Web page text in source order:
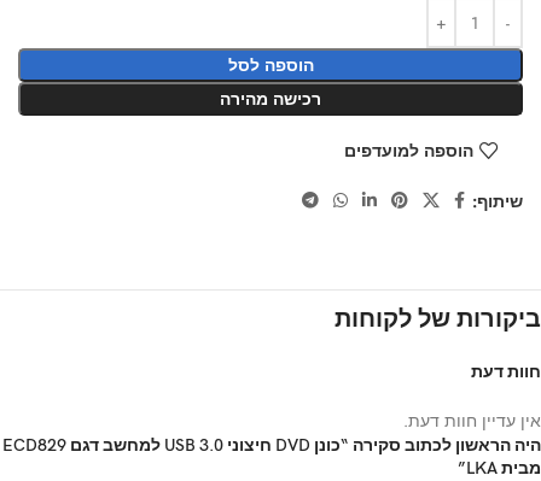
הוספה לסל
רכישה מהירה
הוספה למועדפים
שיתוף:
ביקורות של לקוחות
חוות דעת
אין עדיין חוות דעת.
היה הראשון לכתוב סקירה “כונן DVD חיצוני USB 3.0 למחשב דגם ECD829
מבית LKA”